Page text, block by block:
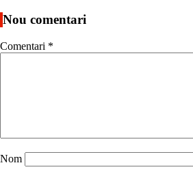
Nou comentari
Comentari *
Nom